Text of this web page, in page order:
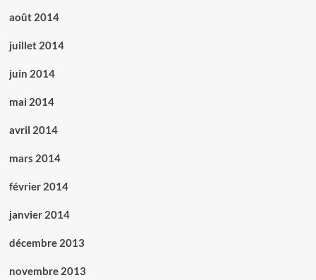
août 2014
juillet 2014
juin 2014
mai 2014
avril 2014
mars 2014
février 2014
janvier 2014
décembre 2013
novembre 2013